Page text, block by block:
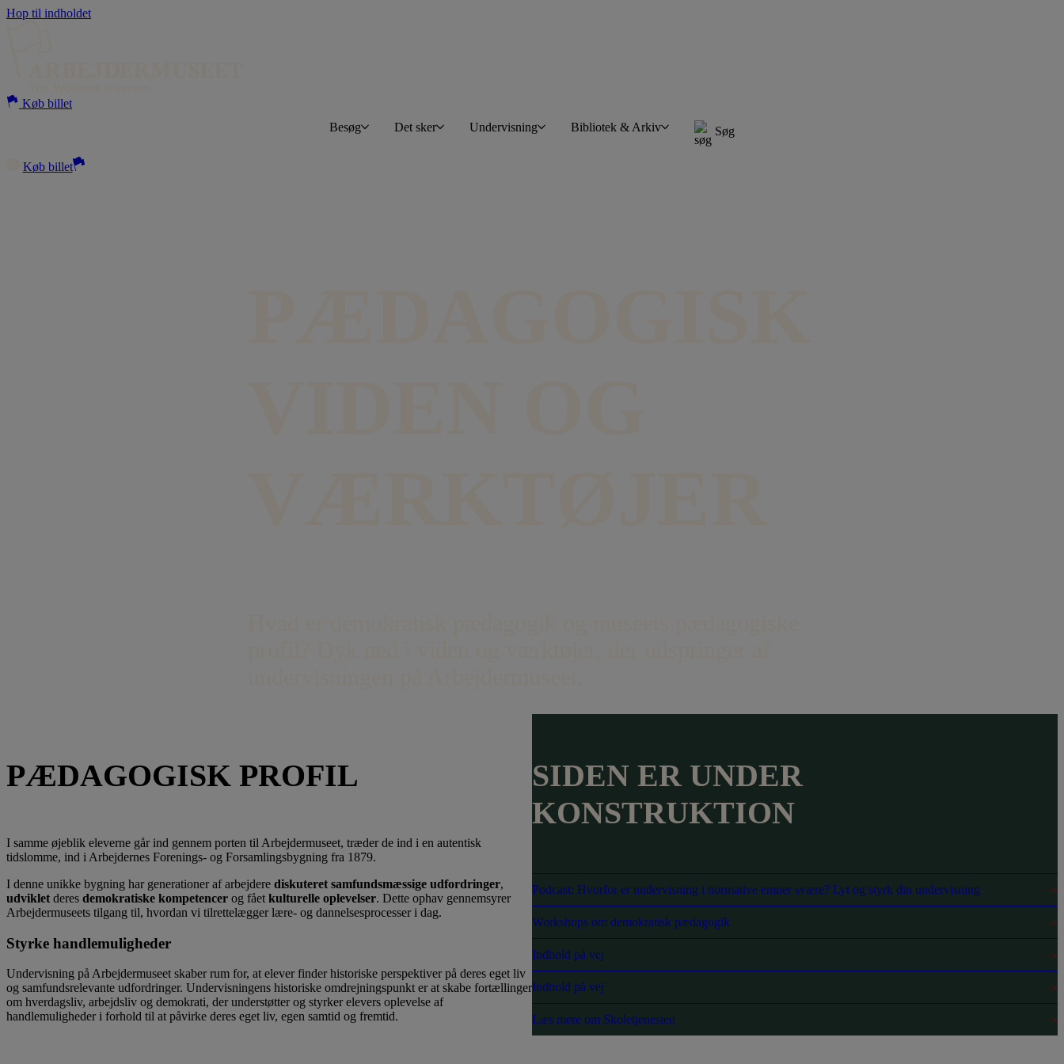
Hop til indholdet
Køb billet
Besøg
Det sker Undervisning Bibliotek & Arkiv Søg
Køb billet
PÆDAGOGISK PROFIL
I samme øjeblik eleverne går ind gennem porten til Arbejdermuseet, træder de ind i en autentisk
tidslomme, ind i Arbejdernes Forenings- og Forsamlingsbygning fra 1879.
I denne unikke bygning har generationer af arbejdere diskuteret samfundsmæssige udfordringer,
udviklet deres demokratiske kompetencer og fået kulturelle oplevelser. Dette ophav gennemsyrer
Arbejdermuseets tilgang til, hvordan vi tilrettelægger lære- og dannelsesprocesser i dag.
Styrke handlemuligheder
Undervisning på Arbejdermuseet skaber rum for, at elever finder historiske perspektiver på deres eget liv
og samfundsrelevante udfordringer. Undervisningens historiske omdrejningspunkt er at skabe fortællinger
om hverdagsliv, arbejdsliv og demokrati, der understøtter og styrker elevers oplevelse af
handlemuligheder i forhold til at påvirke deres eget liv, egen samtid og fremtid.
SIDEN ER UNDER
KONSTRUKTION
Podcast: Hvorfor er undervisning i normative emner svære? Lyt og styrk din undervisning
Workshops om demokratisk pædagogik
Indhold på vej
Indhold på vej
Læs mere om Skoletjenesten